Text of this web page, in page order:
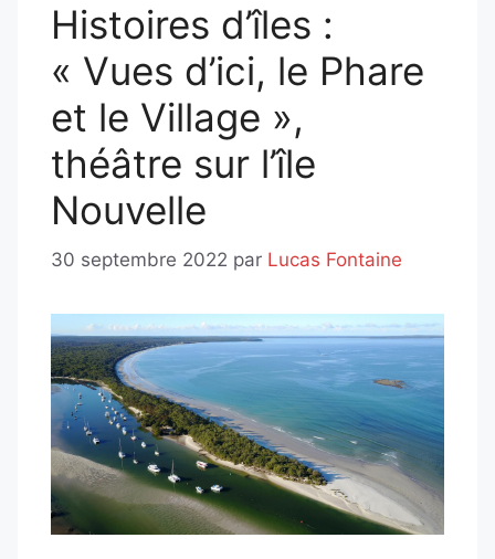
Histoires d’îles :
« Vues d’ici, le Phare
et le Village »,
théâtre sur l’île
Nouvelle
30 septembre 2022 par Lucas Fontaine